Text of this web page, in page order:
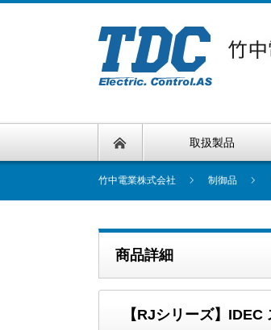
取扱製品
竹中電業株式会社 制御品
商品詳細
【RJシリーズ】